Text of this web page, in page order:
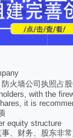
火墙公司执照占
with the
it is
equity structure
、财务、股东非